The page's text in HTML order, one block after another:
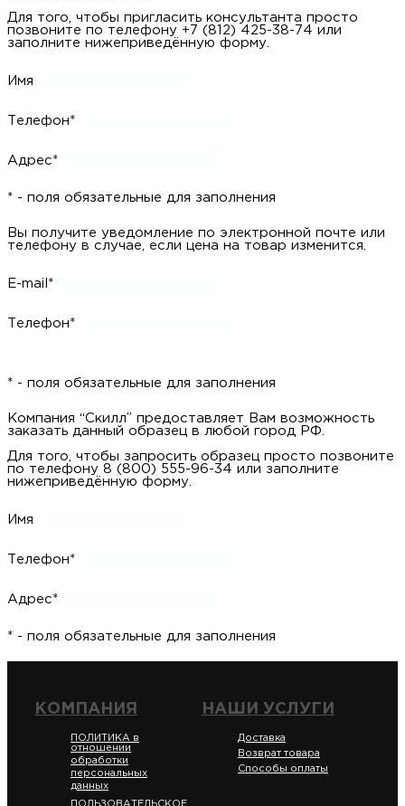
Для того, чтобы пригласить консультанта просто
позвоните по телефону +7 (812) 425-38-74 или
заполните нижеприведённую форму.
Имя
Телефон*
Адрес*
* - поля обязательные для заполнения
Вы получите уведомление по электронной почте или
телефону в случае, если цена на товар изменится.
E-mail*
Телефон*
* - поля обязательные для заполнения
Компания “Скилл” предоставляет Вам возможность
заказать данный образец в любой город РФ.
Для того, чтобы запросить образец просто позвоните
по телефону 8 (800) 555-96-34 или заполните
нижеприведённую форму.
Имя
Телефон*
Адрес*
* - поля обязательные для заполнения
КОМПАНИЯ
ПОЛИТИКА в
отношении
обработки
персональных
данных
НАШИ УСЛУГИ
Доставка
Возврат товара
Способы оплаты